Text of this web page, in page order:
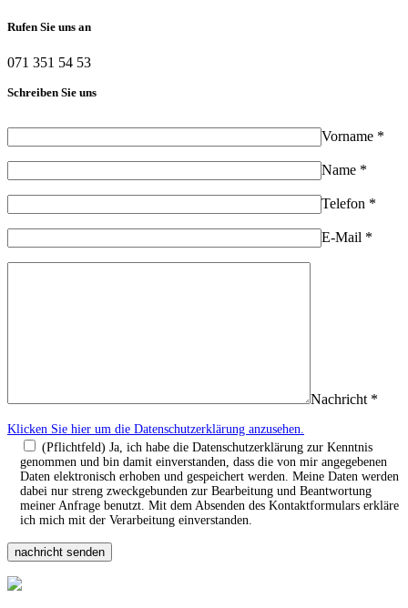
Rufen Sie uns an
071 351 54 53
Schreiben Sie uns
Vorname *
Name *
Telefon *
E-Mail *
Nachricht *
Klicken Sie hier um die Datenschutzerklärung anzusehen.
(Pflichtfeld) Ja, ich habe die Datenschutzerklärung zur Kenntnis
genommen und bin damit einverstanden, dass die von mir angegebenen
Daten elektronisch erhoben und gespeichert werden. Meine Daten werden
dabei nur streng zweckgebunden zur Bearbeitung und Beantwortung
meiner Anfrage benutzt. Mit dem Absenden des Kontaktformulars erkläre
ich mich mit der Verarbeitung einverstanden.